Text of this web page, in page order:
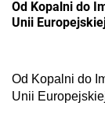
Od Kopalni do
Unii
Od Kopalni do
Unii